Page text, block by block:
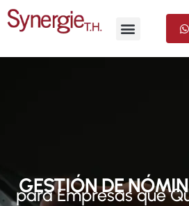
GESTIÓN DE
para Empresas que